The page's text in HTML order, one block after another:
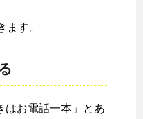
す。
はお電話一本」とあ